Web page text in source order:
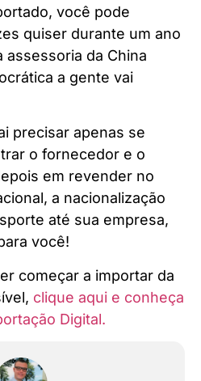
você pode
quiser durante um ano
assessoria da China
a gente vai
precisar apenas se
o fornecedor e o
em revender no
a nacionalização
até sua empresa,
você!
começar a importar da
clique aqui e conheça
Digital.